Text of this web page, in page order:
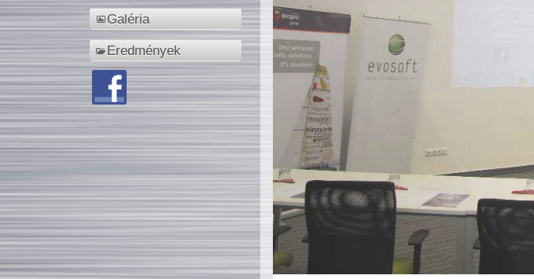
Galéria
Eredmények